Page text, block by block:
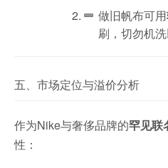
做旧帆布可用
刷，切勿机洗
五、市场定位与溢价分析
作为Nike与奢侈品牌的罕见联
性：